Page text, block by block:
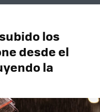
los
desde el
la